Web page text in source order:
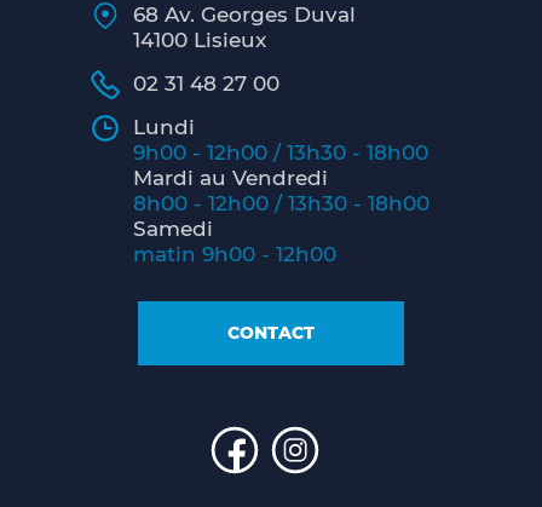
68 Av. Georges Duval
14100 Lisieux
02 31 48 27 00
Lundi
9h00 - 12h00 / 13h30 - 18h00
Mardi au Vendredi
8h00 - 12h00 / 13h30 - 18h00
Samedi
matin 9h00 - 12h00
CONTACT